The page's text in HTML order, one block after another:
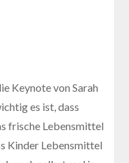
Keynote von Sarah
es ist, dass
frische Lebensmittel
Kinder Lebensmittel